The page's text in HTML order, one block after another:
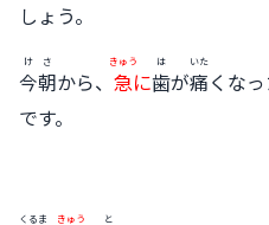
しょう。
今朝
けさ
から、 急
きゅう
に歯
は
が痛
いた
くなっ
です。
くるま きゅう と